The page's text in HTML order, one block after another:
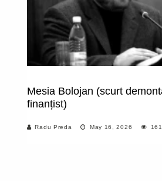
Mesia Bolojan (scurt
finanțist)
Radu Preda May 16, 2026